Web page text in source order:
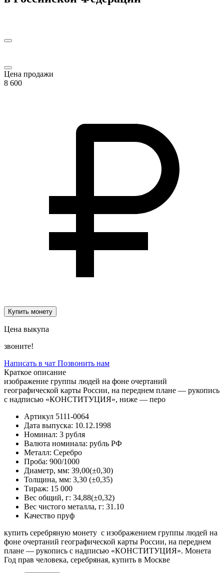
Цена продажи
8 600
Купить монету
Цена выкупа
звоните!
Написать в чат Позвонить нам
Краткое описание
изображение группы людей на фоне очертаний
географической карты России, на переднем плане — рукопись
с надписью «КОНСТИТУЦИЯ», ниже — перо
Артикул 5111-0064
Дата выпуска: 10.12.1998
Номинал: 3 рубля
Валюта номинала: рубль РФ
Металл: Серебро
Проба: 900/1000
Диаметр, мм: 39,00(±0,30)
Толщина, мм: 3,30 (±0,35)
Тираж: 15 000
Вес общий, г: 34,88(±0,32)
Вес чистого металла, г: 31.10
Качество пруф
купить серебряную монету с изображением группы людей на
фоне очертаний географической карты России, на переднем
плане — рукопись с надписью «КОНСТИТУЦИЯ». Монета
Год прав человека, серебряная, купить в Москве